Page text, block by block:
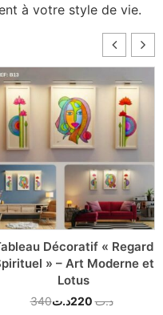
à votre style de vie.
Décoratif « Regard
» – Art Moderne et
Lotus
340 د.ت 220د.ت